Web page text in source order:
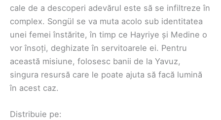
cale de a descoperi adevărul este să se infiltreze în
complex. Songül se va muta acolo sub identitatea
unei femei înstărite, în timp ce Hayriye și Medine o
vor însoți, deghizate în servitoarele ei. Pentru
această misiune, folosesc banii de la Yavuz,
singura resursă care le poate ajuta să facă lumină
în acest caz.
Distribuie pe: